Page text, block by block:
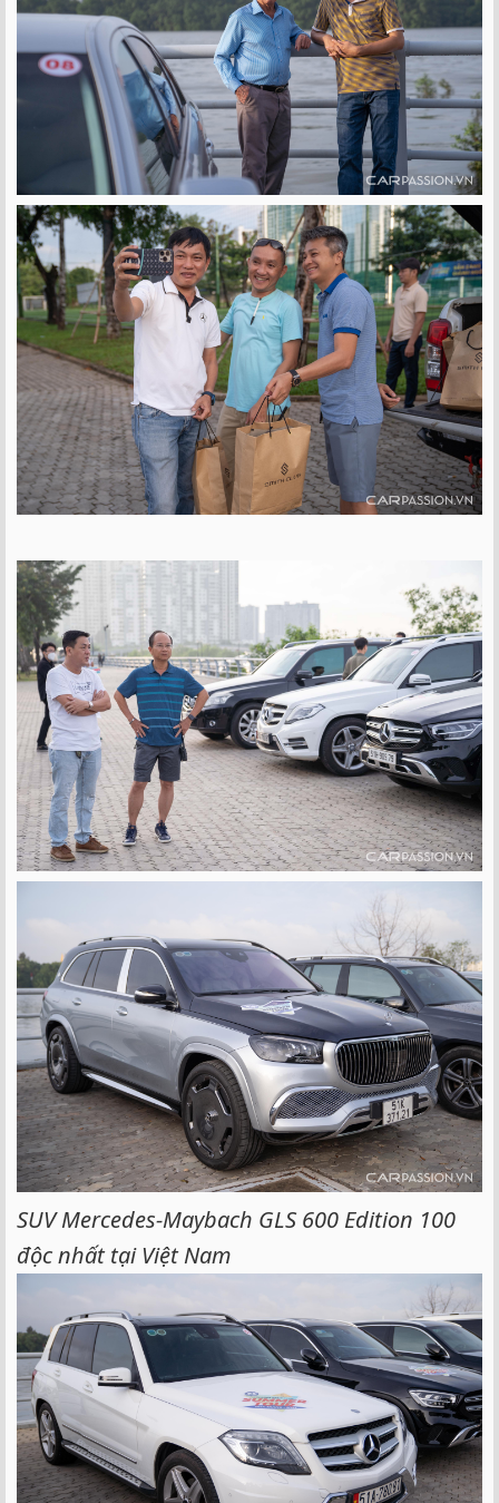
SUV Mercedes-Maybach GLS 600 Edition 100
độc nhất tại Việt Nam